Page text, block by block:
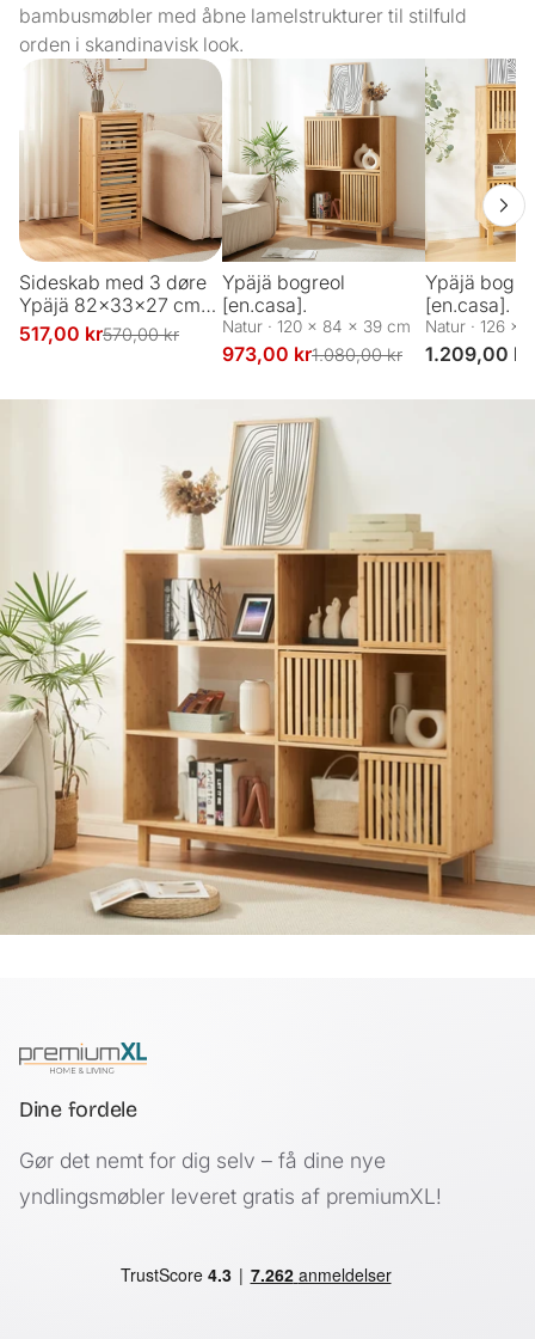
bambusmøbler med åbne lamelstrukturer til stilfuld
orden i skandinavisk look.
Sideskab med 3 døre
Ypäjä 82x33x27 cm
bambus [en.casa].
517,00 kr570,00 kr
Ypäjä bogreol
[en.casa].
Natur · 120 x 84 x 39 cm
973,00 kr1.080,00 kr
Ypäjä
[en.casa].
Natur · 126 x
1.209,00 kr
Dine fordele
Gør det nemt for dig selv – få dine nye
yndlingsmøbler leveret gratis af premiumXL!